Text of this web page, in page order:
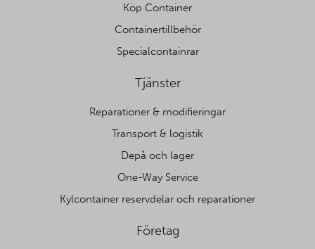
Köp Container
Containertillbehör
Specialcontainrar
Tjänster
Reparationer & modifieringar
Transport & logistik
Depå och lager
One-Way Service
Kylcontainer reservdelar och reparationer
Företag